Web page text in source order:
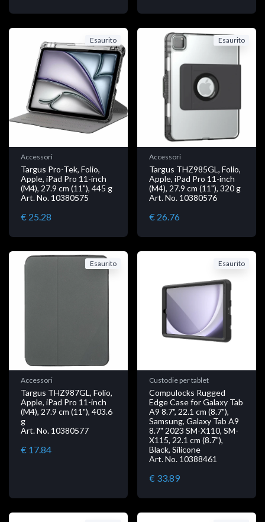
Esaurito
Accessori
Targus Pro-Tek, Folio,
Apple, iPad Pro 11-inch
(M4), 27.9 cm (11"), 445 g
Art. No. 10380575
€ 25.28
Esaurito
Accessori
Targus THZ985GL, Folio,
Apple, iPad Pro 11-inch
(M4), 27.9 cm (11"), 320 g
Art. No. 10380576
€ 26.76
Esaurito
Accessori
Targus THZ987GL, Folio,
Apple, iPad Pro 11-inch
(M4), 27.9 cm (11"), 403.6
g
Art. No. 10380577
€ 17.84
Esaurito
Custodie per tablet
Compulocks Rugged
Edge Case for Galaxy Tab
A9 8.7", 22.1 cm (8.7"),
Samsung, Galaxy Tab A9
8.7" 2023 SM-X110, SM-
X115, 22.1 cm (8.7"),
Black, Silicone
Art. No. 10388461
€ 33.89